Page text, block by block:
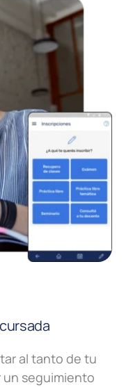
al tanto de tu
un seguimiento